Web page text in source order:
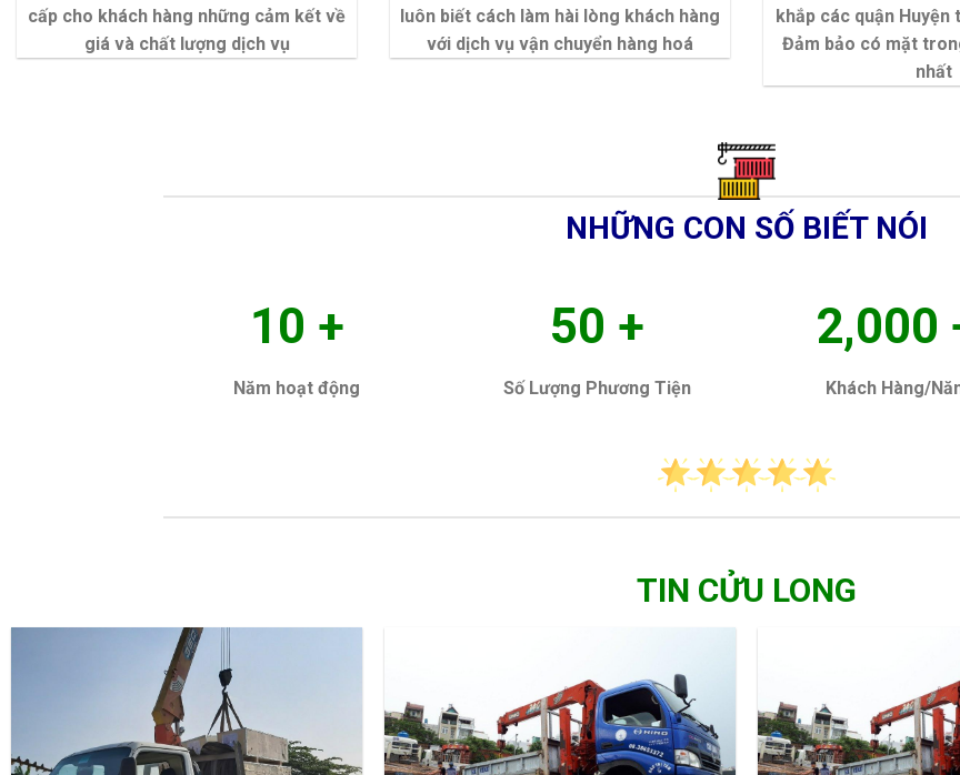
cấp cho khách hàng những cảm kết về
giá và chất lượng dịch vụ
luôn biết cách làm hài lòng khách hàng
với dịch vụ vận chuyển hàng hoá
khắp các quận Huyện
Đảm bảo có mặt
nhất
NHỮNG CON SỐ BIẾT NÓI
10 +
Năm hoạt động
50 +
Số Lượng Phương Tiện
2,000
Khách Hàng/
TIN CỬU LONG